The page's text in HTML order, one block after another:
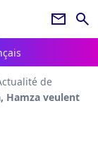
newsletter search
de
Hamza veulent